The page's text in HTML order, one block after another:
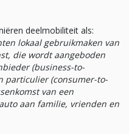
deelmobiliteit als:
lokaal gebruikmaken van
die wordt aangeboden
(business-to-
particulier (consumer-to-
van een
aan familie, vrienden en